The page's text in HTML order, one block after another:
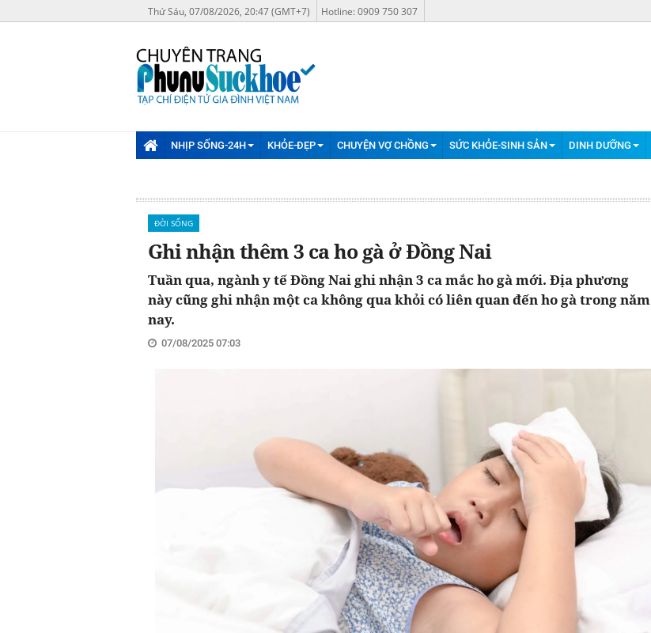
Thứ Sáu, 07/08/2026, 20:47 (GMT+7) Hotline: 0909 750 307
NHỊP SỐNG-24H KHỎE-ĐẸP CHUYỆN VỢ CHỒNG SỨC KHỎE-SINH SẢN DINH DƯỠNG
ĐỜI SỐNG
Ghi nhận thêm 3 ca ho gà ở Đồng Nai
Tuần qua, ngành y tế Đồng Nai ghi nhận 3 ca mắc ho gà mới. Địa phương
này cũng ghi nhận một ca không qua khỏi có liên quan đến ho gà trong năm
nay.
07/08/2025 07:03